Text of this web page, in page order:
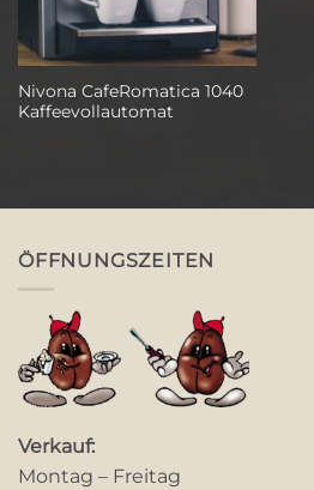
Nivona CafeRomatica 1040
Kaffeevollautomat
ÖFFNUNGSZEITEN
Verkauf:
Montag – Freitag